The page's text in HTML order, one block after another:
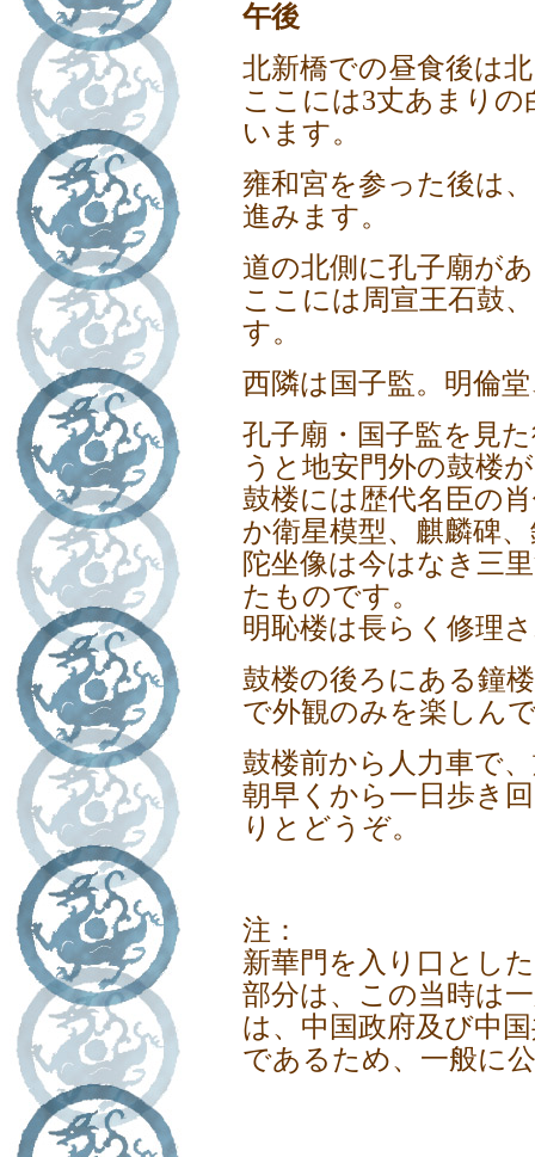
午後
北新橋での昼食後は
ここには3丈あまり
います。
雍和宮を参った後は
進みます。
道の北側に孔子廟が
ここには周宣王石鼓
す。
西隣は国子監。明倫
孔子廟・国子監を見
うと地安門外の鼓楼
鼓楼には歴代名臣の
か衛星模型、麒麟碑
陀坐像は今はなき三
たものです。
明恥楼は長らく修理
鼓楼の後ろにある鐘
で外観のみを楽しん
鼓楼前から人力車で
朝早くから一日歩き
りとどうぞ。
注：
新華門を入り口とし
部分は、この当時は
は、中国政府及び中
であるため、一般に